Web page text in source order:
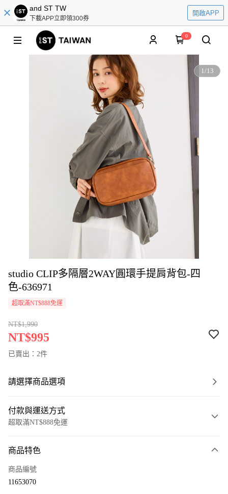
and ST TW
下載APP立即領300券
開啟APP
0
1/13
studio CLIP多隔層2WAY圓環手提肩背包-四
色-636971
超取滿NT$888免運
NT$1,990
NT$995
已賣出：2件
請選擇商品選項
付款與運送方式
超取滿NT$888免運
信用卡一次付款
商品特色
商品編號
11653070